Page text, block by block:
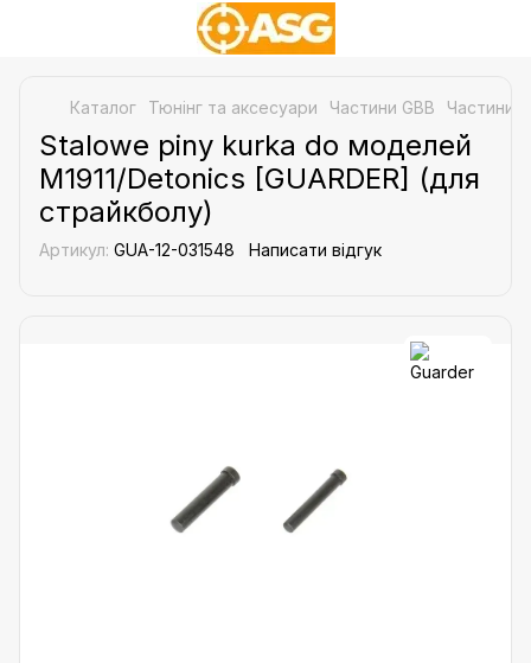
Каталог Тюнінг та аксесуари Частини GBB Частини
Stalowe piny kurka do моделей
M1911/Detonics [GUARDER] (для
страйкболу)
Артикул: GUA-12-031548 Написати відгук